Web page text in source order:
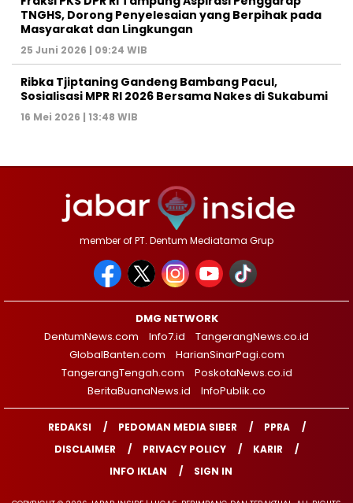
TNGHS, Dorong Penyelesaian yang Berpihak pada
Masyarakat dan Lingkungan‎
25 Juni 2026 | 09:24 WIB
Ribka Tjiptaning Gandeng Bambang Pacul,
Sosialisasi MPR RI 2026 Bersama Nakes di Sukabumi
16 Mei 2026 | 13:48 WIB
member of PT. Dentum Mediatama Grup
DMG NETWORK
DentumNews.com
Info7.id
TangerangNews.co.id
GlobalBanten.com
HarianSinarPagi.com
TangerangTengah.com
PoskotaNews.co.id
BeritaBuanaNews.id
InfoPublik.co
REDAKSI PEDOMAN MEDIA SIBER
PPRA
DISCLAIMER
PRIVACY POLICY
KARIR
INFO IKLAN
SIGN IN